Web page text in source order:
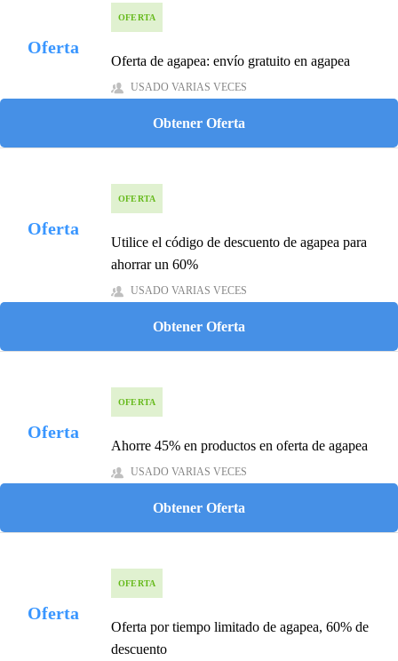
Oferta
OFERTA
Oferta de agapea: envío gratuito en agapea
USADO VARIAS VECES
Obtener Oferta
Oferta
OFERTA
Utilice el código de descuento de agapea para
ahorrar un 60%
USADO VARIAS VECES
Obtener Oferta
Oferta
OFERTA
Ahorre 45% en productos en oferta de agapea
USADO VARIAS VECES
Obtener Oferta
Oferta
OFERTA
Oferta por tiempo limitado de agapea, 60% de
descuento